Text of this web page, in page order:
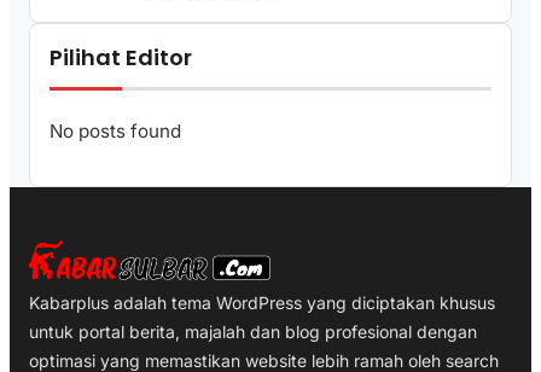
Pilihat Editor
No posts found
Kabarplus adalah tema WordPress yang diciptakan khusus
untuk portal berita, majalah dan blog profesional dengan
optimasi yang memastikan website lebih ramah oleh search